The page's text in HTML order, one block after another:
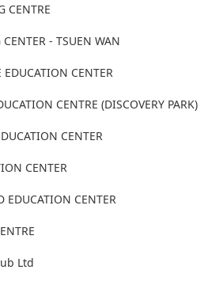
CENTRE
- TSUEN WAN
EDUCATION CENTER
CENTRE (DISCOVERY PARK)
CENTER
CENTER
EDUCATION CENTER
Ltd